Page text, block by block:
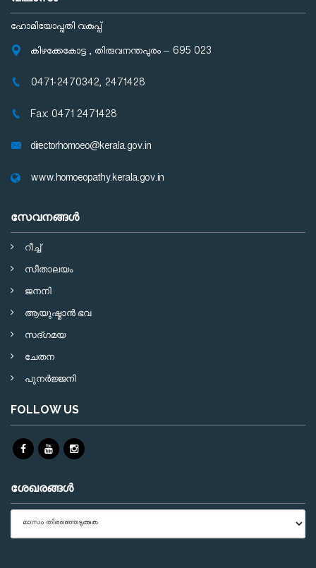
ഹോമിയോപ്പതി വകുപ്പ്
കിഴക്കേകോട്ട , തിരുവനന്തപുരം – 695 023
0471-2470342, 2471428
Fax: 0471 2471428
directorhomoeo@kerala.gov.in
www.homoeopathy.kerala.gov.in
സേവനങ്ങള്‍
റീച്ച്
സീതാലയം
ജനനി
ആയുഷ്മാന്‍ ഭവ
സദ്ഗമയ
ചേതന
പുനര്‍ജ്ജനി
FOLLOW US
ശേഖരങ്ങൾ
ശേഖരങ്ങൾ